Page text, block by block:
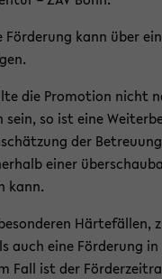
För­de­rung kann über
die Pro­mo­ti­on nicht
sein, so ist eine
der
einer
kann.
Här­te­fäl­len,
auch eine För­de­rung
Fall ist der